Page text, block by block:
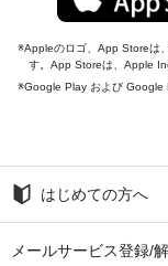
Appleのロゴ、App Storeは
す。App Storeは、Apple
Google Play および Google
はじめての方へ
メールサービス登録/